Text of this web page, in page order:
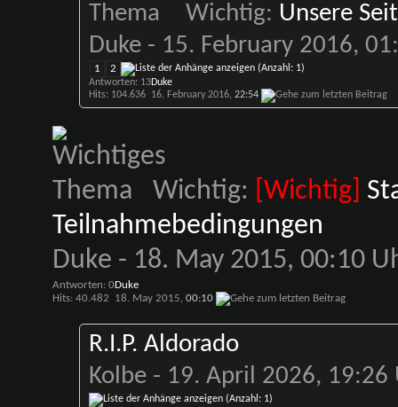
Wichtig: Unsere
Duke- 15. February 2016,
1 2
Antworten: 13
Hits: 104.636
Duke
16. February 2016, 22:54
Wichtig: [Wichtig]
Teilnahmebedingungen
Duke - 18. May 2015, 00:10
Antworten: 0
Hits: 40.482
Duke
18. May 2015, 00:10
R.I.P. Aldorado
Kolbe- 19. April 2026, 19:26